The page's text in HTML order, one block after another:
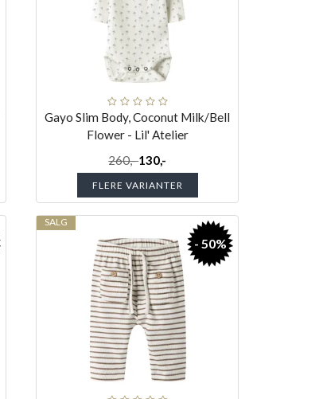
Gayo Slim Body, Coconut Milk/Bell
Flower - Lil' Atelier
260,-130,-
FLERE VARIANTER
SALG
- 50%